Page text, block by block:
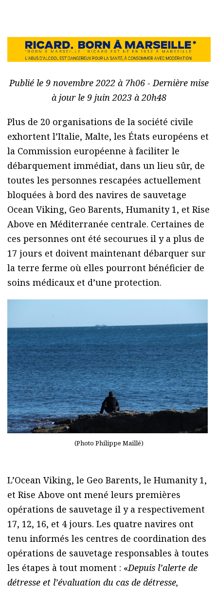
Publié le 9 novembre 2022 à 7h06 - Dernière mise
à jour le 9 juin 2023 à 20h48
Plus de 20 organisations de la société civile
exhortent l’Italie, Malte, les États européens et
la Commission européenne à faciliter le
débarquement immédiat, dans un lieu sûr, de
toutes les personnes rescapées actuellement
bloquées à bord des navires de sauvetage
Ocean Viking, Geo Barents, Humanity 1, et Rise
Above en Méditerranée centrale. Certaines de
ces personnes ont été secourues il y a plus de
17 jours et doivent maintenant débarquer sur
la terre ferme où elles pourront bénéficier de
soins médicaux et d’une protection.
(Photo Philippe Maillé)
L’Ocean Viking, le Geo Barents, le Humanity 1,
et Rise Above ont mené leurs premières
opérations de sauvetage il y a respectivement
17, 12, 16, et 4 jours. Les quatre navires ont
tenu informés les centres de coordination des
opérations de sauvetage responsables à toutes
les étapes à tout moment : «Depuis l’alerte de
détresse et l’évaluation du cas de détresse,